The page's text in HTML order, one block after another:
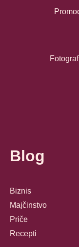
Blog
Biznis
Majčinstvo
Priče
Recepti